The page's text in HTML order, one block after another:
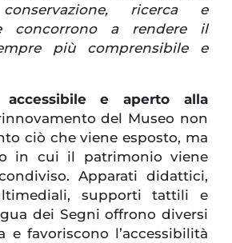
ricerca e
concorrono a rendere il
più comprensibile e
accessibile e aperto alla
del Museo non
ciò che viene esposto, ma
in cui il patrimonio viene
Apparati didattici,
supporti tattili e
dei Segni offrono diversi
e favoriscono l’accessibilità